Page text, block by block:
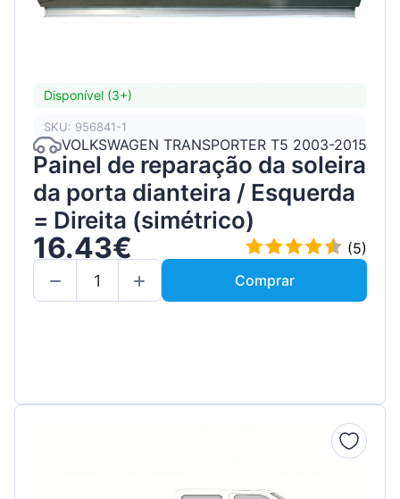
Disponível (3+)
SKU: 956841-1
VOLKSWAGEN TRANSPORTER T5 2003-2015
Painel de reparação da soleira
da porta dianteira / Esquerda
= Direita (simétrico)
16.43€
(5)
Comprar